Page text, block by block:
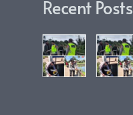
Recent Posts